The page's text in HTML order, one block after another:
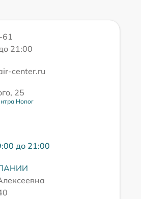
61
21:00
center.ru
25
Honor
до 21:00